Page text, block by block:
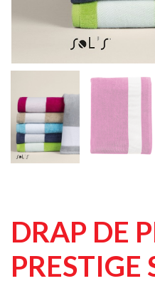
DRAP DE
PRESTIGE